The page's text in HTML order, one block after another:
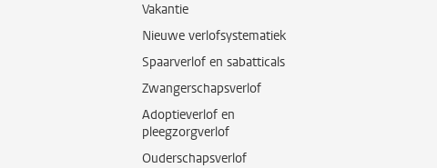
Vakantie
Nieuwe verlofsystematiek
Spaarverlof en sabatticals
Zwangerschapsverlof
Adoptieverlof en
pleegzorgverlof
Ouderschapsverlof